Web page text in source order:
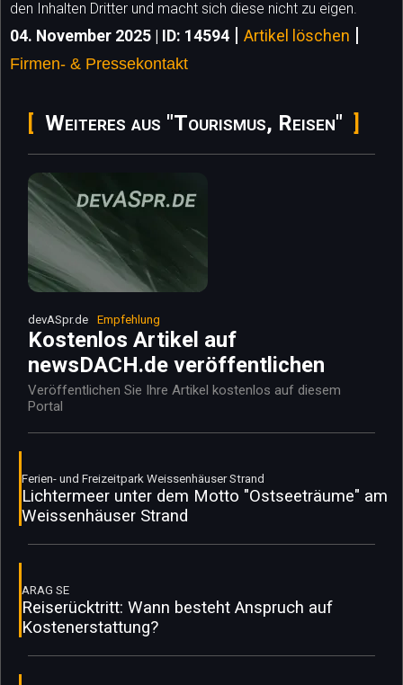
den Inhalten Dritter und macht sich diese nicht zu eigen.
04. November 2025 | ID: 14594 | Artikel löschen |
Firmen- & Pressekontakt
Weiteres aus "Tourismus, Reisen"
devASpr.de Empfehlung
Kostenlos Artikel auf
newsDACH.de veröffentlichen
Veröffentlichen Sie Ihre Artikel kostenlos auf diesem
Portal
Ferien- und Freizeitpark Weissenhäuser Strand
Lichtermeer unter dem Motto "Ostseeträume" am
Weissenhäuser Strand
ARAG SE
Reiserücktritt: Wann besteht Anspruch auf
Kostenerstattung?